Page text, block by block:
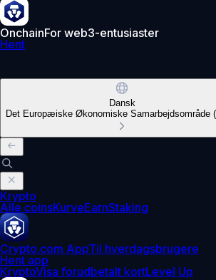
OnchainFor web3-entusiaster
Hent
Dansk
Det Europæiske Økonomiske Samarbejdsområde
Krypto
Alle coinsKurveEarnStaking
Crypto.com AppTil hverdagsbrugere
Hent app
KryptoVisa forudbetalt kortLevel Up